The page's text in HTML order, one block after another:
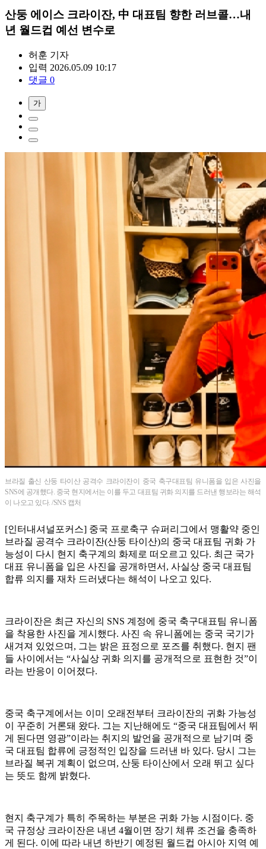
산둥 에이스 크라이잔, 中 대표팀 향한 러브콜…내
년 월드컵 예선 변수로
허훈 기자
입력 2026.05.09 10:17
댓글 0
가
브라질 출신 산둥 타이산 공격수 크라이잔이 중국 축구대표팀 유니폼을 입은 사진을
SNS에 공개했다. 중국 현지에서는 이를 두고 대표팀 귀화 의지를 드러낸 행보라는 해석
이 나오고 있다. /SNS 캡처
[인터내셔널포커스] 중국 프로축구 슈퍼리그에서 맹활약 중인
브라질 공격수 크라이잔(산둥 타이산)의 중국 대표팀 귀화 가
능성이 다시 현지 축구계의 화제로 떠오르고 있다. 최근 국가
대표 유니폼을 입은 사진을 공개하면서, 사실상 중국 대표팀
합류 의지를 재차 드러냈다는 해석이 나오고 있다.
크라이잔은 최근 자신의 SNS 계정에 중국 축구대표팀 유니폼
을 착용한 사진을 게시했다. 사진 속 유니폼에는 중국 국기가
새겨져 있었으며, 그는 밝은 표정으로 포즈를 취했다. 현지 팬
들 사이에서는 “사실상 귀화 의지를 공개적으로 표현한 것”이
라는 반응이 이어졌다.
중국 축구계에서는 이미 오래전부터 크라이잔의 귀화 가능성
이 꾸준히 거론돼 왔다. 그는 지난해에도 “중국 대표팀에서 뛰
게 된다면 영광”이라는 취지의 발언을 공개적으로 남기며 중
국 대표팀 합류에 긍정적인 입장을 드러낸 바 있다. 당시 그는
브라질 복귀 계획이 없으며, 산둥 타이산에서 오래 뛰고 싶다
는 뜻도 함께 밝혔다.
현지 축구계가 특히 주목하는 부분은 귀화 가능 시점이다. 중
국 규정상 크라이잔은 내년 4월이면 장기 체류 조건을 충족하
게 된다. 이에 따라 내년 하반기 예정된 월드컵 아시아 지역 예